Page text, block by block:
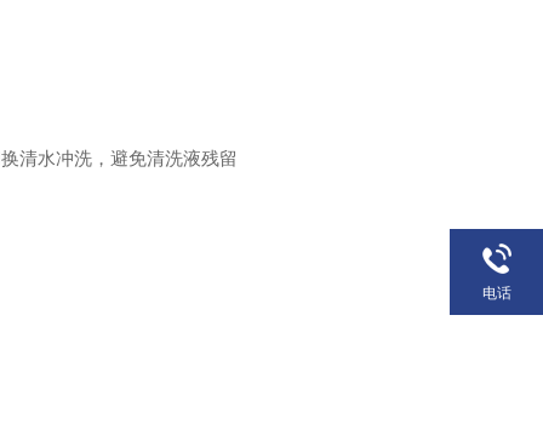
清水冲洗，避免清洗液残留
电话